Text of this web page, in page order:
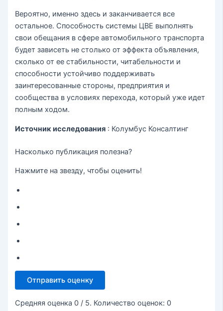
Вероятно, именно здесь и заканчивается все
остальное. Способность системы ЦВЕ выполнять
свои обещания в сфере автомобильного транспорта
будет зависеть не столько от эффекта объявления,
сколько от ее стабильности, читабельности и
способности устойчиво поддерживать
заинтересованные стороны, предприятия и
сообщества в условиях перехода, который уже идет
полным ходом.
Источник исследования : Колумбус Консалтинг
Насколько публикация полезна?
Нажмите на звезду, чтобы оценить!
Отправить оценку
Средняя оценка 0 / 5. Количество оценок: 0